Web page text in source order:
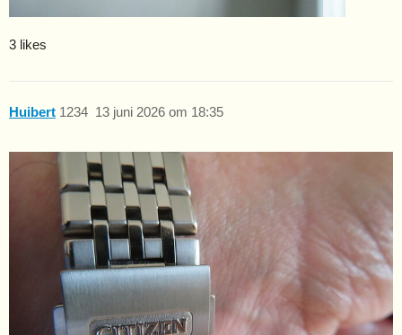
3 likes
Huibert 13 juni 2026 om 18:35
1234